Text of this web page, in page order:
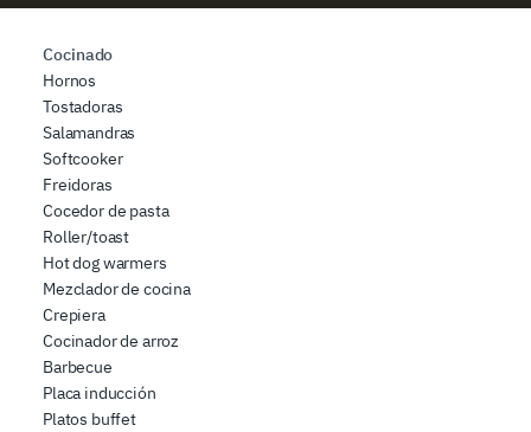
Cocinado
Hornos
Tostadoras
Salamandras
Softcooker
Freidoras
Cocedor de pasta
Roller/toast
Hot dog warmers
Mezclador de cocina
Crepiera
Cocinador de arroz
Barbecue
Placa inducción
Platos buffet